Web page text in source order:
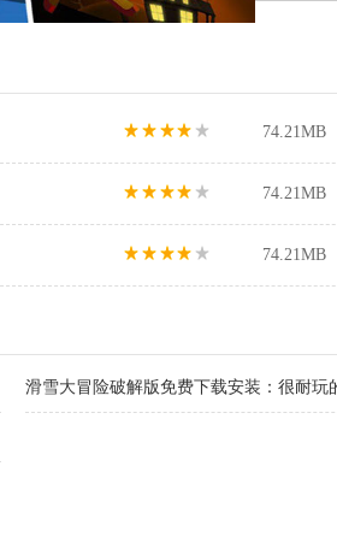
74.21MB
74.21MB
74.21MB
滑雪大冒险破解版免费下载安装：很耐玩